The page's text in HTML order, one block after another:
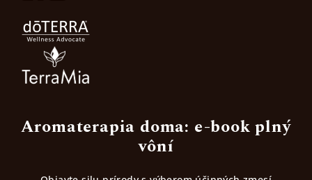
Aromaterapia doma: e-book plný
vôní